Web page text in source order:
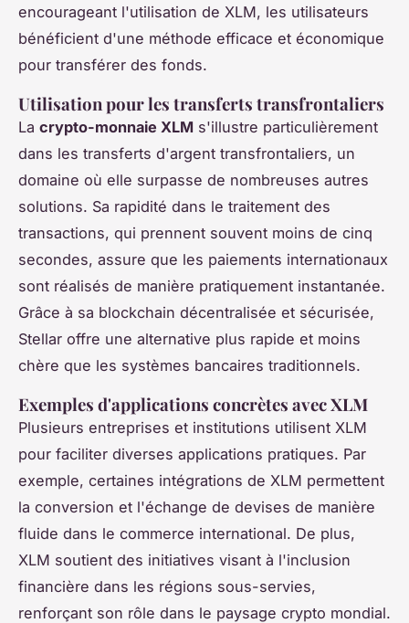
encourageant l'utilisation de XLM, les utilisateurs
bénéficient d'une méthode efficace et économique
pour transférer des fonds.
Utilisation pour les transferts transfrontaliers
La crypto-monnaie XLM s'illustre particulièrement
dans les transferts d'argent transfrontaliers, un
domaine où elle surpasse de nombreuses autres
solutions. Sa rapidité dans le traitement des
transactions, qui prennent souvent moins de cinq
secondes, assure que les paiements internationaux
sont réalisés de manière pratiquement instantanée.
Grâce à sa blockchain décentralisée et sécurisée,
Stellar offre une alternative plus rapide et moins
chère que les systèmes bancaires traditionnels.
Exemples d'applications concrètes avec XLM
Plusieurs entreprises et institutions utilisent XLM
pour faciliter diverses applications pratiques. Par
exemple, certaines intégrations de XLM permettent
la conversion et l'échange de devises de manière
fluide dans le commerce international. De plus,
XLM soutient des initiatives visant à l'inclusion
financière dans les régions sous-servies,
renforçant son rôle dans le paysage crypto mondial.